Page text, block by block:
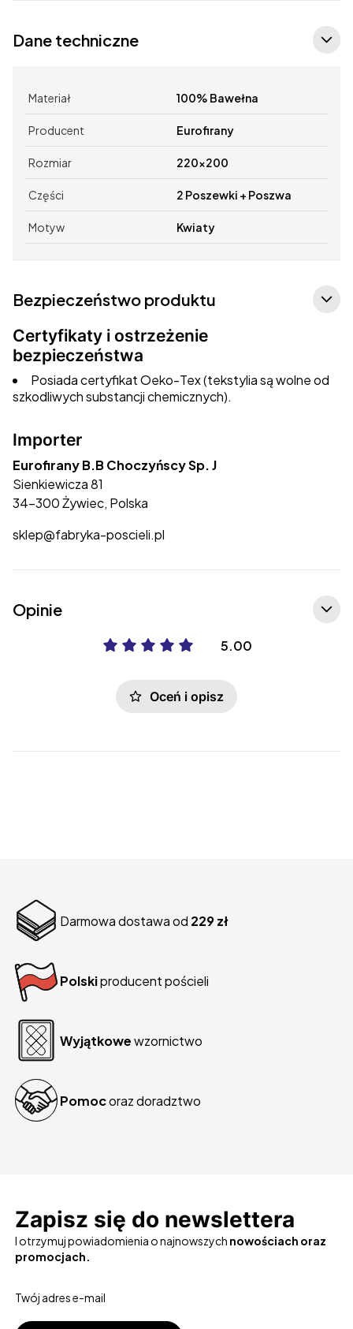
Dane techniczne
Materiał 100% Bawełna
Producent Eurofirany
Rozmiar 220x200
Części 2 Poszewki + Poszwa
Motyw Kwiaty
Bezpieczeństwo produktu
Certyfikaty i ostrzeżenie
bezpieczeństwa
Posiada certyfikat Oeko-Tex (tekstylia są wolne od
szkodliwych substancji chemicznych).
Importer
Eurofirany B.B Choczyńscy Sp. J
Sienkiewicza 81
34-300 Żywiec, Polska
sklep@fabryka-poscieli.pl
Opinie
5.00
Oceń i opisz
Darmowa dostawa od 229 zł
Polskiproducent pościeli
Wyjątkowewzornictwo
Pomocoraz doradztwo
Zapisz się do newslettera
I otrzymuj powiadomienia o najnowszych nowościach oraz
promocjach.
Twój adres e-mail